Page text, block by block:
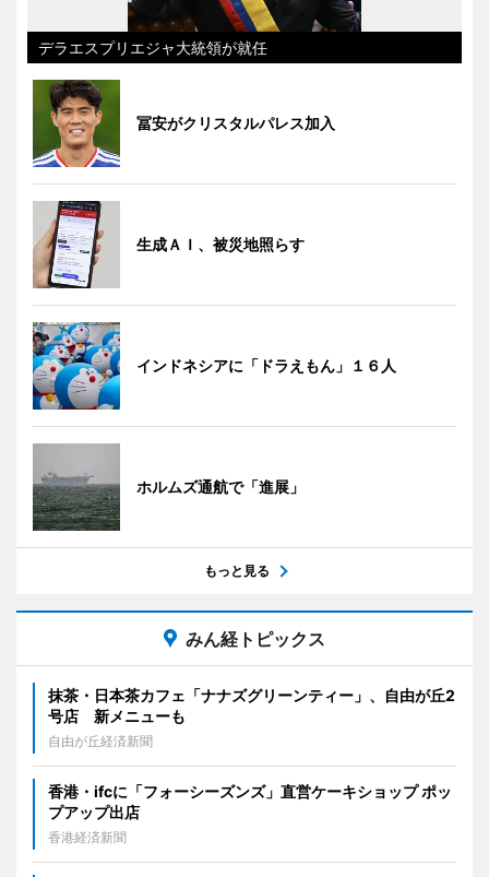
デラエスプリエジャ大統領が就任
冨安がクリスタルパレス加入
生成ＡＩ、被災地照らす
インドネシアに「ドラえもん」１６人
ホルムズ通航で「進展」
もっと見る
みん経トピックス
抹茶・日本茶カフェ「ナナズグリーンティー」、自由が丘2
号店 新メニューも
自由が丘経済新聞
香港・ifcに「フォーシーズンズ」直営ケーキショップ ポッ
プアップ出店
香港経済新聞